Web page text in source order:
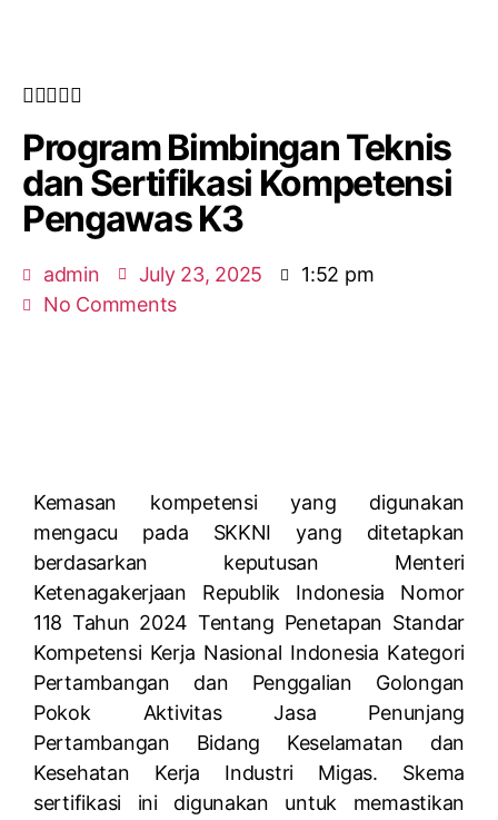

Program Bimbingan Teknis
dan Sertifikasi Kompetensi
Pengawas K3
admin July 23, 2025
1:52 pm
No Comments
Kemasan kompetensi yang digunakan
mengacu pada SKKNI yang ditetapkan
berdasarkan keputusan Menteri
Ketenagakerjaan Republik Indonesia Nomor
118 Tahun 2024 Tentang Penetapan Standar
Kompetensi Kerja Nasional Indonesia Kategori
Pertambangan dan Penggalian Golongan
Pokok Aktivitas Jasa Penunjang
Pertambangan Bidang Keselamatan dan
Kesehatan Kerja Industri Migas. Skema
sertifikasi ini digunakan untuk memastikan